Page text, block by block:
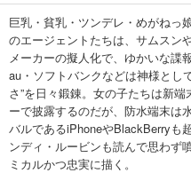
巨乳・貧乳・ツンデレ・めがねっ
のエージェントたちは、サムスン
メーカーの擬人化で、ゆかいな諜
au・ソフトバンクなどは神様とし
さ”を日々鍛錬。女の子たちは新端
ーで披露するのだが、防水端末は
バルであるiPhoneやBlackBerryも
ンディ・ルービンも読んで思わず
ミカルかつ忠実に描く。